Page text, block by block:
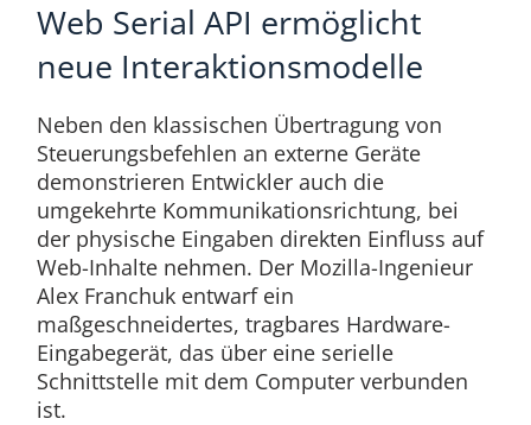
Web Serial API ermöglicht
neue Interaktionsmodelle
Neben den klassischen Übertragung von
Steuerungsbefehlen an externe Geräte
demonstrieren Entwickler auch die
umgekehrte Kommunikationsrichtung, bei
der physische Eingaben direkten Einfluss auf
Web-Inhalte nehmen. Der Mozilla-Ingenieur
Alex Franchuk entwarf ein
maßgeschneidertes, tragbares Hardware-
Eingabegerät, das über eine serielle
Schnittstelle mit dem Computer verbunden
ist.